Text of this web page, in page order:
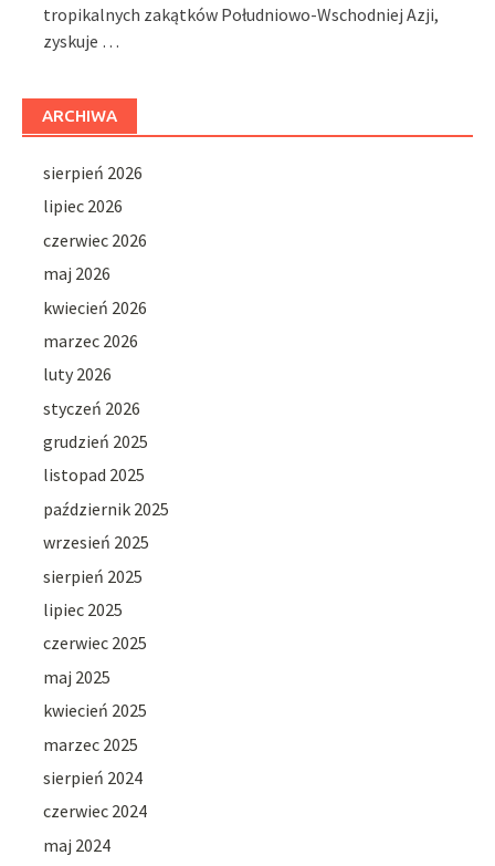
tropikalnych zakątków Południowo-Wschodniej Azji,
zyskuje …
ARCHIWA
sierpień 2026
lipiec 2026
czerwiec 2026
maj 2026
kwiecień 2026
marzec 2026
luty 2026
styczeń 2026
grudzień 2025
listopad 2025
październik 2025
wrzesień 2025
sierpień 2025
lipiec 2025
czerwiec 2025
maj 2025
kwiecień 2025
marzec 2025
sierpień 2024
czerwiec 2024
maj 2024